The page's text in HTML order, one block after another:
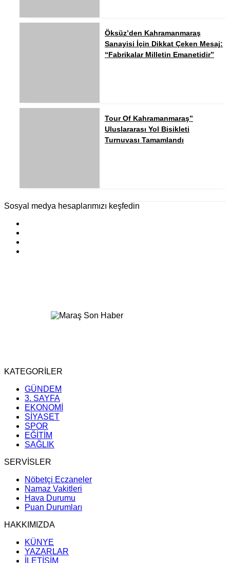
Öksüz’den Kahramanmaraş
Sanayisi İçin Dikkat Çeken Mesaj:
“Fabrikalar Milletin Emanetidir”
Tour Of Kahramanmaraş”
Uluslararası Yol Bisikleti
Turnuvası Tamamlandı
Sosyal medya hesaplarımızı keşfedin
KATEGORİLER
GÜNDEM
3. SAYFA
EKONOMİ
SİYASET
SPOR
EĞİTİM
SAĞLIK
SERVİSLER
Nöbetçi Eczaneler
Namaz Vakitleri
Hava Durumu
Puan Durumları
HAKKIMIZDA
KÜNYE
YAZARLAR
İLETİŞİM